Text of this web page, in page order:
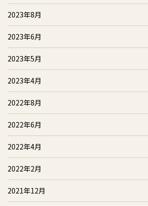
2023年8月
2023年6月
2023年5月
2023年4月
2022年8月
2022年6月
2022年4月
2022年2月
2021年12月